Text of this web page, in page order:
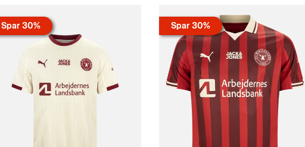
Spar 30% Spar 30%